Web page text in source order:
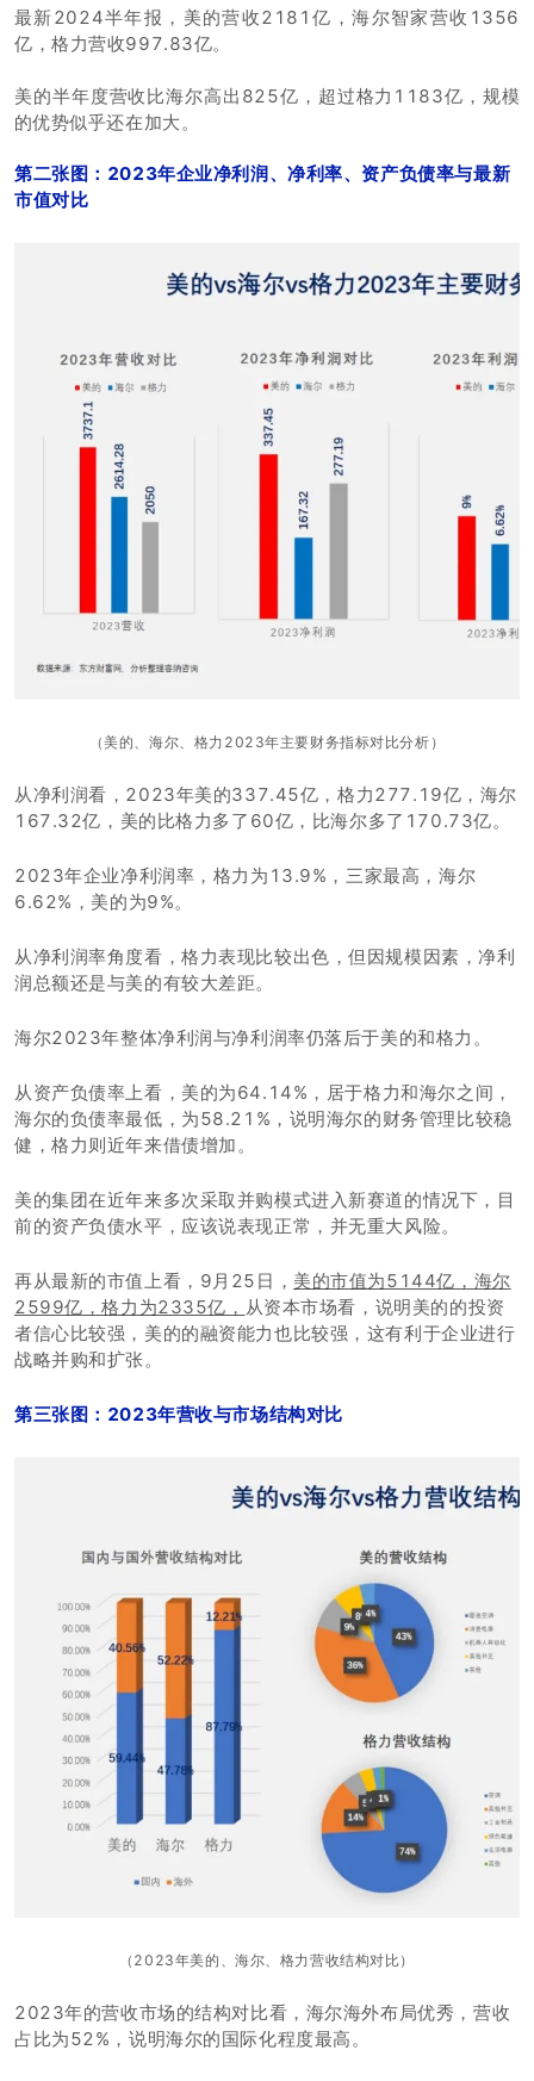
最新2024半年报，美的营收2181亿，海尔智家营收1356
亿，格力营收997.83亿。
美的半年度营收比海尔高出825亿，超过格力1183亿，规模
的优势似乎还在加大。
第二张图：2023年企业净利润、净利率、资产负债率与最新
市值对比
（美的、海尔、格力2023年主要财务指标对比分析）
从净利润看，2023年美的337.45亿，格力277.19亿，海尔
167.32亿，美的比格力多了60亿，比海尔多了170.73亿。
2023年企业净利润率，格力为13.9%，三家最高，海尔
6.62%，美的为9%。
从净利润率角度看，格力表现比较出色，但因规模因素，净利
润总额还是与美的有较大差距。
海尔2023年整体净利润与净利润率仍落后于美的和格力。
从资产负债率上看，美的为64.14%，居于格力和海尔之间，
海尔的负债率最低，为58.21%，说明海尔的财务管理比较稳
健，格力则近年来借债增加。
美的集团在近年来多次采取并购模式进入新赛道的情况下，目
前的资产负债水平，应该说表现正常，并无重大风险。
再从最新的市值上看，9月25日， 美的市值为5144亿，海尔
2599亿，格力为2335亿， 从资本市场看，说明美的的投资
者信心比较强，美的的融资能力也比较强，这有利于企业进行
战略并购和扩张。
第三张图：2023年营收与市场结构对比
（2023年美的、海尔、格力营收结构对比）
2023年的营收市场的结构对比看，海尔海外布局优秀，营收
占比为52%，说明海尔的国际化程度最高。